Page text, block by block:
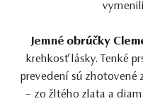
Jemné obrúčky
krehkosť lásky. Tenké
prevedení sú zhotovené
– zo žltého zlata a